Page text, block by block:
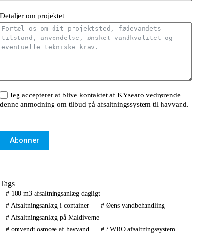
Detaljer om projektet
Jeg accepterer at blive kontaktet af KYsearo vedrørende
denne anmodning om tilbud på afsaltningssystem til havvand.
Abonner
Tags
#100 m3 afsaltningsanlæg dagligt
#Afsaltningsanlæg i container #Øens vandbehandling
#Afsaltningsanlæg på Maldiverne
#omvendt osmose af havvand #SWRO afsaltningssystem